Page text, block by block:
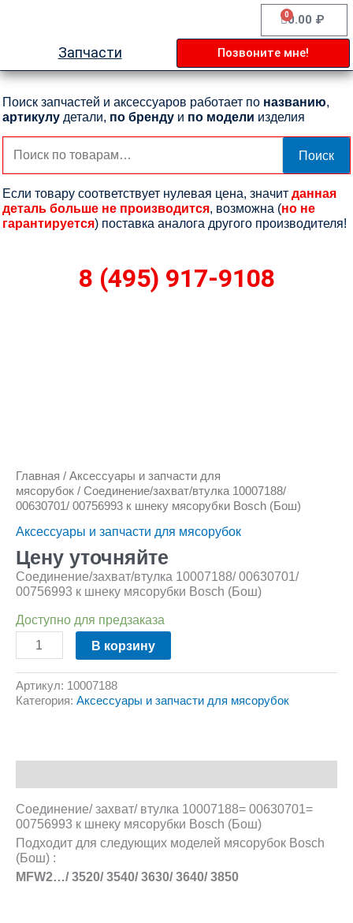
0.00 ₽
0
Cart
Запчасти Позвоните мне!
Поиск запчастей и аксессуаров работает по названию,
артикулу детали, по бренду и по модели изделия
Искать:
Поиск
Если товару соответствует нулевая цена, значит данная
деталь больше не производится, возможна (но не
гарантируется) поставка аналога другого производителя!
8 (495) 917-9108
Главная / Аксессуары и запчасти для
мясорубок / Соединение/захват/втулка 10007188/
00630701/ 00756993 к шнеку мясорубки Bosch (Бош)
Аксессуары и запчасти для мясорубок
Цену уточняйте
Соединение/захват/втулка 10007188/ 00630701/
00756993 к шнеку мясорубки Bosch (Бош)
Доступно для предзаказа
10007188/
00630701/
00756993
к
шнеку
мясорубки
Bosch
(Бош)
В корзину
Артикул: 10007188
Категория: Аксессуары и запчасти для мясорубок
Соединение/ захват/ втулка 10007188= 00630701=
00756993 к шнеку мясорубки Bosch (Бош)
Подходит для следующих моделей мясорубок Bosch
(Бош) :
MFW2…/ 3520/ 3540/ 3630/ 3640/ 3850